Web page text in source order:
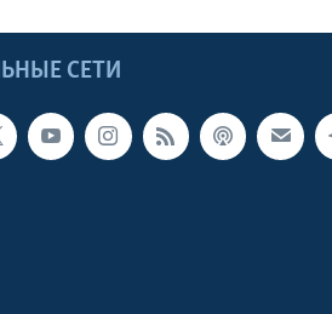
СЕТИ